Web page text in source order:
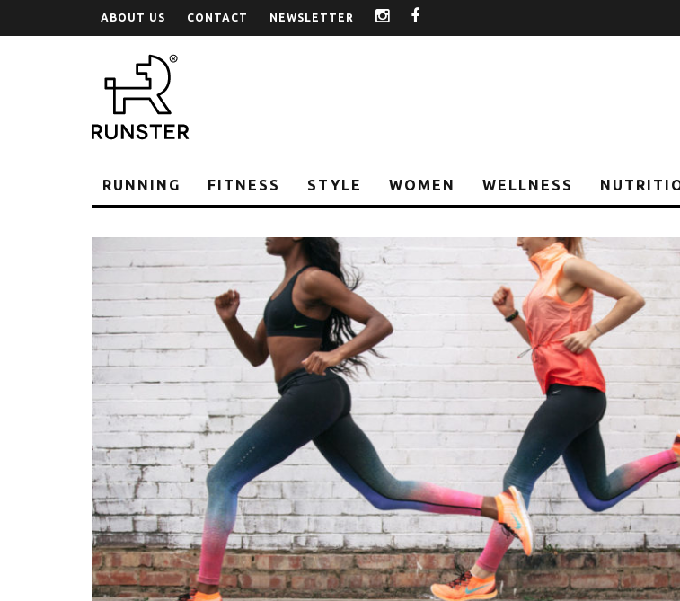
ABOUT US CONTACT NEWSLETTER instagram
RUNNING FITNESS STYLE WOMEN WELLNESS